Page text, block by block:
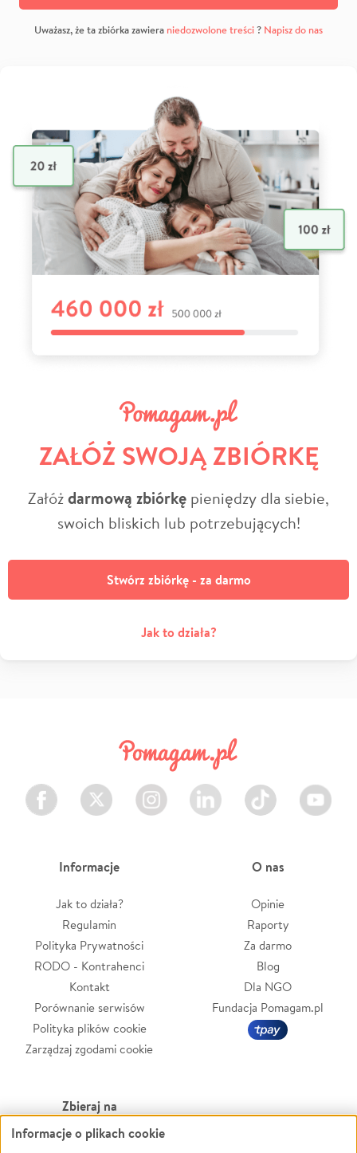
Uważasz, że ta zbiórka zawiera niedozwolone treści? Napisz do nas
ZAŁÓŻ SWOJĄ ZBIÓRKĘ
Załóżdarmową zbiórkę pieniędzy dla siebie,
swoich bliskich lub potrzebujących!
Stwórz zbiórkę - za darmo
Jak to działa?
Facebook Twitter Instagram LinkedIn TikTok Youtube
Informacje
Jak to działa?
Regulamin
Polityka Prywatności
RODO - Kontrahenci
Kontakt
Porównanie serwisów
Polityka plików cookie
Zarządzaj zgodami cookie
O nas
Opinie
Raporty
Za darmo
Blog
Dla NGO
Fundacja Pomagam.pl
Zbieraj na
Leczenie
Informacje o plikach cookie